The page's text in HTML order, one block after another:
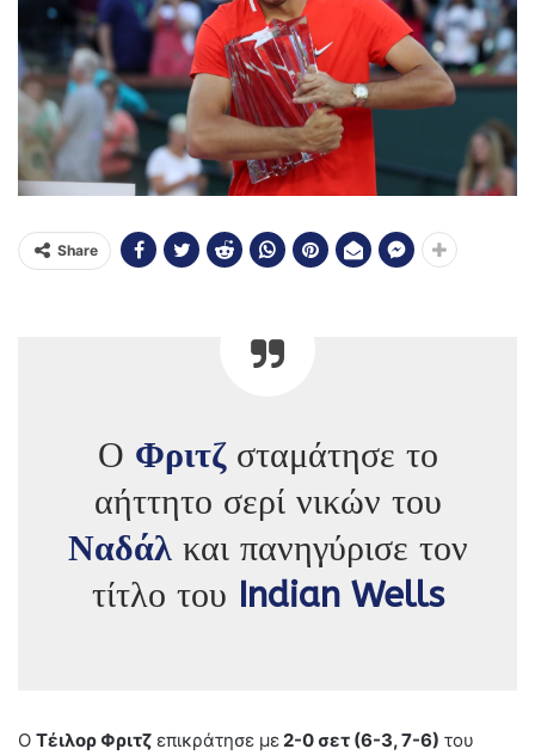
Share
Ο Φριτζσταμάτησε το
αήττητο σερί νικών του
Ναδάλκαι πανηγύρισε τον
τίτλο του Indian Wells
O Τέιλορ Φριτζ επικράτησε με 2-0 σετ (6-3, 7-6) του